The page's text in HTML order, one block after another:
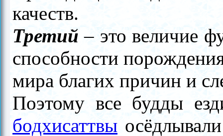
качеств.
Третий – это величие
способности
мира благих причин и
Поэтому все будды
бодхисаттвы